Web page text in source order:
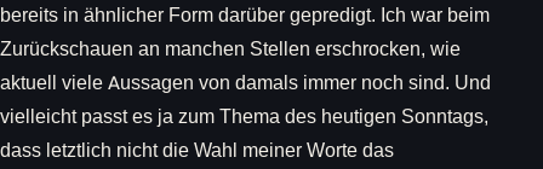
bereits in ähnlicher Form darüber gepredigt. Ich war beim
Zurückschauen an manchen Stellen erschrocken, wie
aktuell viele Aussagen von damals immer noch sind. Und
vielleicht passt es ja zum Thema des heutigen Sonntags,
dass letztlich nicht die Wahl meiner Worte das